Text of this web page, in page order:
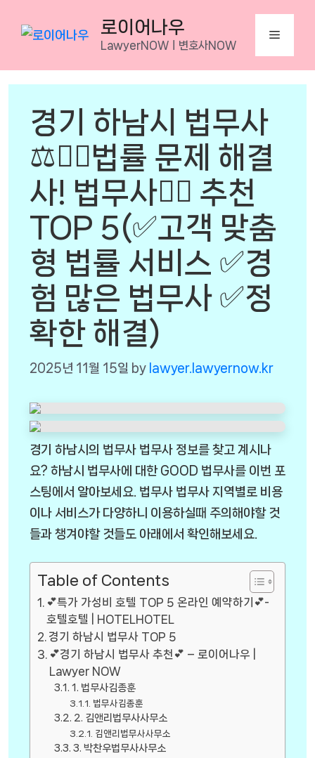
로이어나우
LawyerNOWㅣ변호사NOW
Menu
경기 하남시 법무사
⚖️👨‍⚖️법률 문제 해결
사! 법무사👨‍⚖️ 추천
TOP 5(✅고객 맞춤
형 법률 서비스 ✅경
험 많은 법무사 ✅정
확한 해결)
2025년 11월 15일 by lawyer.lawyernow.kr
경기 하남시의 법무사 법무사 정보를 찾고 계시나
요? 하남시 법무사에 대한 GOOD 법무사를 이번 포
스팅에서 알아보세요. 법무사 법무사 지역별로 비용
이나 서비스가 다양하니 이용하실때 주의해야할 것
들과 챙겨야할 것들도 아래에서 확인해보세요.
Table of Contents
💕특가 가성비 호텔 TOP 5 온라인 예약하기💕-
호텔호텔 | HOTELHOTEL
경기 하남시 법무사 TOP 5
💕경기 하남시 법무사 추천💕 – 로이어나우 |
Lawyer NOW
1. 법무사김종훈
법무사김종훈
2. 김앤리법무사사무소
김앤리법무사사무소
3. 박찬우법무사사무소